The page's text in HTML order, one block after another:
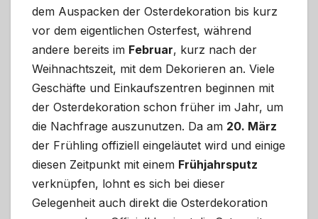
dem Auspacken der Osterdekoration bis kurz
vor dem eigentlichen Osterfest, während
andere bereits im Februar, kurz nach der
Weihnachtszeit, mit dem Dekorieren an. Viele
Geschäfte und Einkaufszentren beginnen mit
der Osterdekoration schon früher im Jahr, um
die Nachfrage auszunutzen. Da am 20. März
der Frühling offiziell eingeläutet wird und einige
diesen Zeitpunkt mit einem Frühjahrsputz
verknüpfen, lohnt es sich bei dieser
Gelegenheit auch direkt die Osterdekoration